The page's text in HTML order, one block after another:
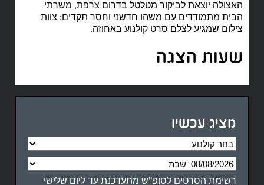
האצולה יוצאת לביקור מטלטל בדרום צרפת, משרתי
הבית מתמודדים עם משהו חדשני וחסר תקדים: צוות
צילום שמגיע לצלם סרט קולנוע באחוזה.
שעות הצגה
מציג עכשיו
רשימת הסרטים לסופ"ש מתעדכנת עד ליום שלישי